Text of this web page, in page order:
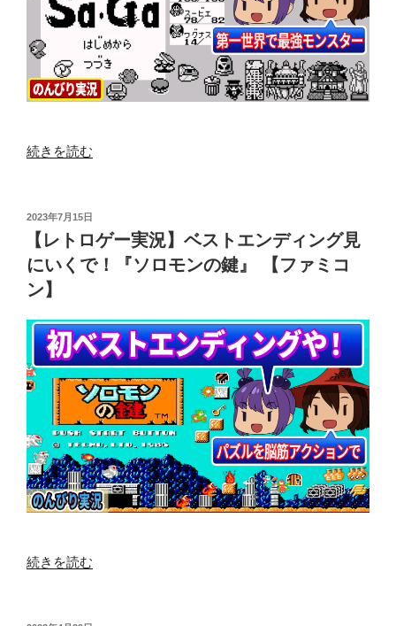
ロ
ー
前
後
編！！
ミ
ワ
イ
ワ
ー
ド』
【フ
ァ
ミ
ン】
ゆ
っ
く
ト
“【レ
ゲ
ー
実
況】
大
陸
世
界
で
七
英
雄
と
て
続きを読む
投
日:
2023年7月15日
【レトロゲー実況】ベストエンディング見
にいくで！『ソロモンの鍵』 【ファミコ
ン】
“【レ
続きを読む